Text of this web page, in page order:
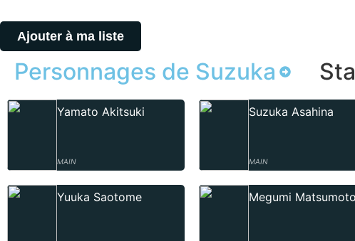
Ajouter à ma liste
Personnages de Suzuka
Yamato Akitsuki
MAIN
Suzuka Asahina
MAIN
Yuuka Saotome Megumi Matsumoto